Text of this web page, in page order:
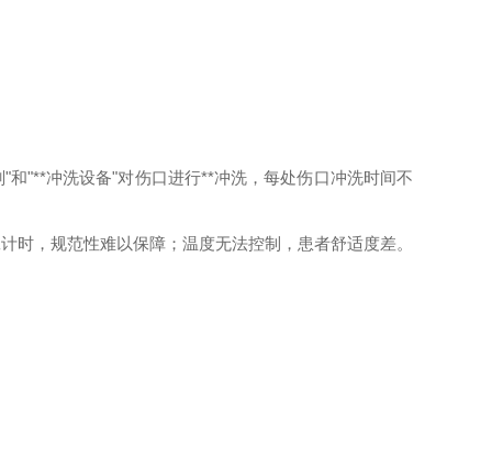
"**冲洗设备"对伤口进行**冲洗，每处伤口冲洗时间不
，规范性难以保障；温度无法控制，患者舒适度差。